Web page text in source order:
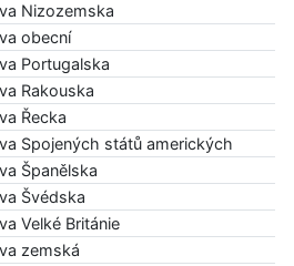
Nizozemska
obecní
Portugalska
Rakouska
Řecka
Spojených států amerických
Španělska
Švédska
Velké Británie
zemská